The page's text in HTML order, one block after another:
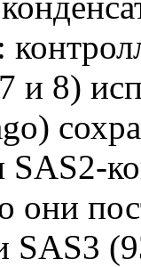
и 8)
SAS2-
они
SAS3